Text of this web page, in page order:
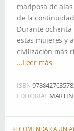
mariposa de
de la
Durante ochenta
estas mujeres y
civilización más
...Leer más
ISBN
EDITORIAL
RECOMENDAR A UN